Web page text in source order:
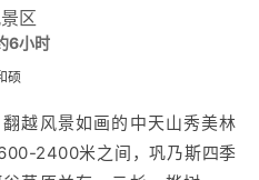
不换。
防止饥饿；早晚温差大，须带
的色彩斑斓的景象，俨然一
江南的景致。它是那样的清秀
它是那样式的茫茫苍苍，伏
自然条件都随之发生明显的变
是人们休闲避暑开怀游览的好
6小时
硕
越风景如画的中天山秀美林
2400米之间，巩乃斯四季